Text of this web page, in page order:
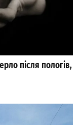
після пологів,